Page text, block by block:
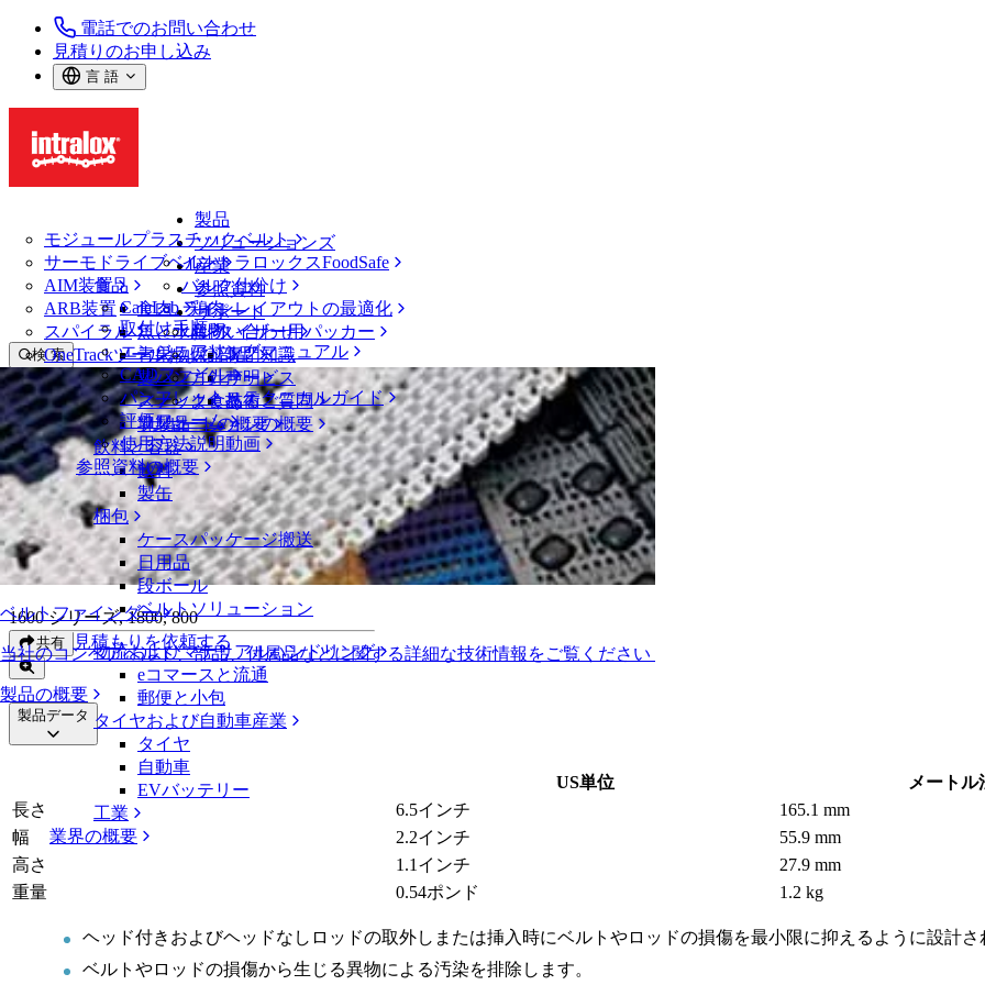
電話でのお問い合わせ
見積りのお申し込み
言 語
製品
モジュールプラスチックベルト
サーモドライブベルト
AIM装置
ARB装置
スパイラル
OneTrackツールおよび部品
ベルトファインダー
当社のコンベアベルト、部品、付属品などに関する詳細な技術情報をご覧ください
製品の概要
ソリューションズ
イントラロックスFoodSafe
バルク仕分け
ラインレイアウトの最適化
パレタイザー用パッカー
専門知識
サービス
技術
ソリューションの概要
産業
食品
食肉、鶏肉
魚と水産物
青果物
製パン
スナック食品
乳製品
飲料と容器
飲料
製缶
梱包
ケースパッケージ搬送
日用品
段ボール
ベルトソリューション
物流およびマテリアルハンドリング
eコマースと流通
郵便と小包
タイヤおよび自動車産業
タイヤ
自動車
EVバッテリー
工業
業界の概要
参照資料
CalcLab
取付け手順
エンジニアリングマニュアル
CADファイル
パンフレット・テクニカルガイド
評価フォーム
使用方法説明動画
参照資料の概要
サポート
お問い合わせ
保証
方針声明
よくあるご質問
サポートの概要
検 索
メニューを開く
ベルトファインダー
ベルトファインダー
モジュールプラスチックベルト
1600 シリーズ
Intraloxロッドリムーバー
Intraloxロッドリムーバー
1600 シリーズ, 1800, 800
共有 見積もりを依頼する
製品データ
US単位
メートル
長さ
6.5インチ
165.1 mm
幅
2.2インチ
55.9 mm
高さ
1.1インチ
27.9 mm
重量
0.54ポンド 1.2 kg
ヘッド付きおよびヘッドなしロッドの取外しまたは挿入時にベルトやロッドの損傷を最小限に抑えるように設計さ
ベルトやロッドの損傷から生じる異物による汚染を排除します。